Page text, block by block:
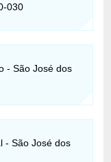
030
- São José dos
- São José dos